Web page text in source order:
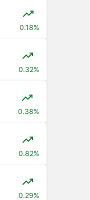
0.18%
0.32%
0.38%
0.82%
0.29%